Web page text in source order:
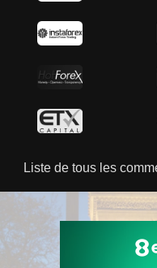
Liste de tous les